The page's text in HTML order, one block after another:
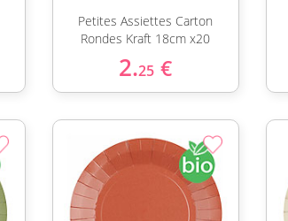
Petites Assiettes Carton
Rondes Kraft 18cm x20
2.25 €